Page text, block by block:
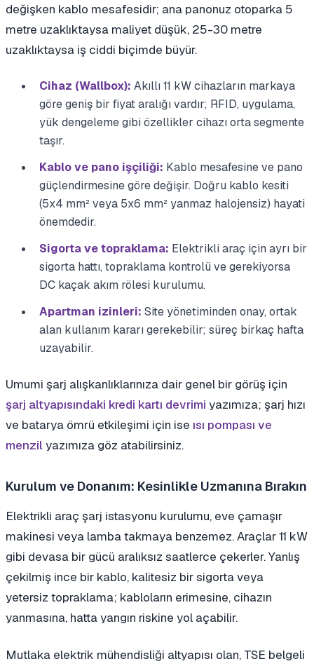
değişken kablo mesafesidir; ana panonuz otoparka 5
metre uzaklıktaysa maliyet düşük, 25-30 metre
uzaklıktaysa iş ciddi biçimde büyür.
Cihaz (Wallbox): Akıllı 11 kW cihazların markaya
göre geniş bir fiyat aralığı vardır; RFID, uygulama,
yük dengeleme gibi özellikler cihazı orta segmente
taşır.
Kablo ve pano işçiliği: Kablo mesafesine ve pano
güçlendirmesine göre değişir. Doğru kablo kesiti
(5x4 mm² veya 5x6 mm² yanmaz halojensiz) hayati
önemdedir.
Sigorta ve topraklama: Elektrikli araç için ayrı bir
sigorta hattı, topraklama kontrolü ve gerekiyorsa
DC kaçak akım rölesi kurulumu.
Apartman izinleri: Site yönetiminden onay, ortak
alan kullanım kararı gerekebilir; süreç birkaç hafta
uzayabilir.
Umumi şarj alışkanlıklarınıza dair genel bir görüş için
şarj altyapısındaki kredi kartı devrimi yazımıza; şarj hızı
ve batarya ömrü etkileşimi için ise ısı pompası ve
menzilyazımıza göz atabilirsiniz.
Kurulum ve Donanım: Kesinlikle Uzmanına Bırakın
Elektrikli araç şarj istasyonu kurulumu, eve çamaşır
makinesi veya lamba takmaya benzemez. Araçlar 11 kW
gibi devasa bir gücü aralıksız saatlerce çekerler. Yanlış
çekilmiş ince bir kablo, kalitesiz bir sigorta veya
yetersiz topraklama; kabloların erimesine, cihazın
yanmasına, hatta yangın riskine yol açabilir.
Mutlaka elektrik mühendisliği altyapısı olan, TSE belgeli